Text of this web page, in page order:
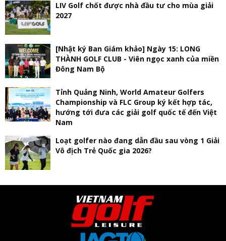
LIV Golf chốt được nhà đầu tư cho mùa giải
2027
[Nhật ký Ban Giám khảo] Ngày 15: LONG
THÀNH GOLF CLUB - Viên ngọc xanh của miền
Đông Nam Bộ
Tỉnh Quảng Ninh, World Amateur Golfers
Championship và FLC Group ký kết hợp tác,
hướng tới đưa các giải golf quốc tế đến Việt
Nam
Loạt golfer nào đang dẫn đầu sau vòng 1 Giải
Vô địch Trẻ Quốc gia 2026?